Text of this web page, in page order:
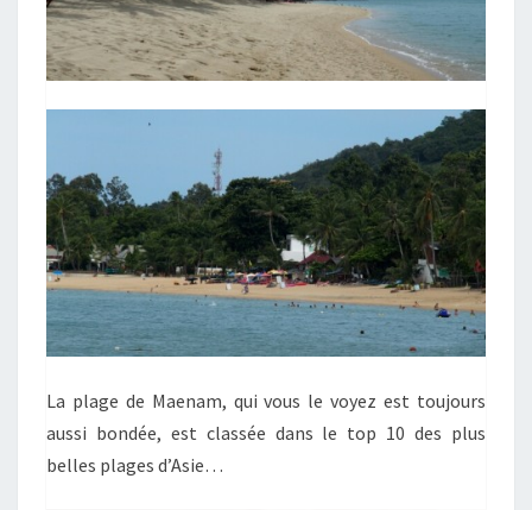
La plage de Maenam, qui vous le voyez est toujours
aussi bondée, est classée dans le top 10 des plus
belles plages d’Asie…